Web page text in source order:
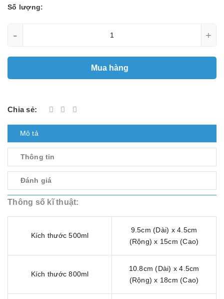
Số lượng:
- +
Mua hàng
Chia sẻ:
Mô tả
Thông tin
Đánh giá
Thông số kĩ thuật:
Kích thước 500ml
9.5cm (Dài) x 4.5cm
(Rộng) x 15cm (Cao)
Kích thước 800ml
10.8cm (Dài) x 4.5cm
(Rộng) x 18cm (Cao)